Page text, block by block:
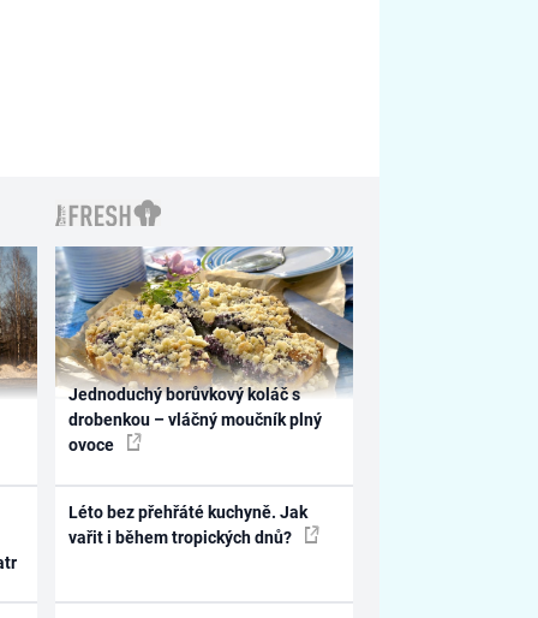
Jednoduchý borůvkový koláč s
drobenkou – vláčný moučník plný
ovoce
Léto bez přehřáté kuchyně. Jak
vařit i během tropických dnů?